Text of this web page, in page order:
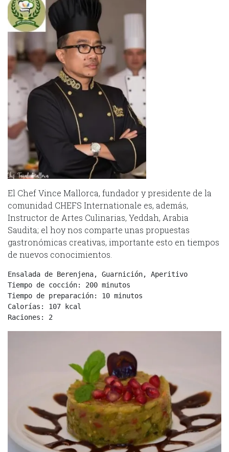
El Chef Vince Mallorca, fundador y presidente de la
comunidad CHEFS Internationale es, además,
Instructor de Artes Culinarias, Yeddah, Arabia
Saudita; el hoy nos comparte unas propuestas
gastronómicas creativas, importante esto en tiempos
de nuevos conocimientos.
Tiempo de cocción: 200 minutos
Tiempo de preparación: 10 minutos
Calorías: 107 kcal
Raciones: 2